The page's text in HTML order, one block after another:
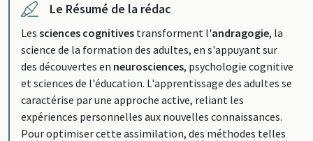
Le Résumé de la rédac
Les sciences cognitives transforment l'andragogie, la
science de la formation des adultes, en s'appuyant sur
des découvertes en neurosciences, psychologie cognitive
et sciences de l'éducation. L'apprentissage des adultes se
caractérise par une approche active, reliant les
expériences personnelles aux nouvelles connaissances.
Pour optimiser cette assimilation, des méthodes telles